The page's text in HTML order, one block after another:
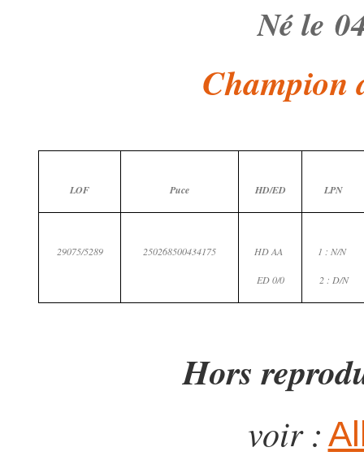
Né le
Champion
LOF Puce HD/ED LPN
29075/5289 250268500434175 HD AA
ED 0/0
1 : N/N
2 : D/N
Hors
voir :